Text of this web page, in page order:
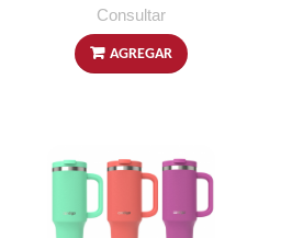
Consultar
AGREGAR